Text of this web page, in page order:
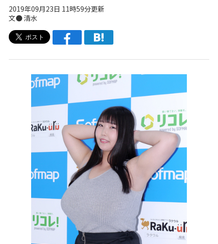
2019年09月23日 11時59分更新
文● 清水